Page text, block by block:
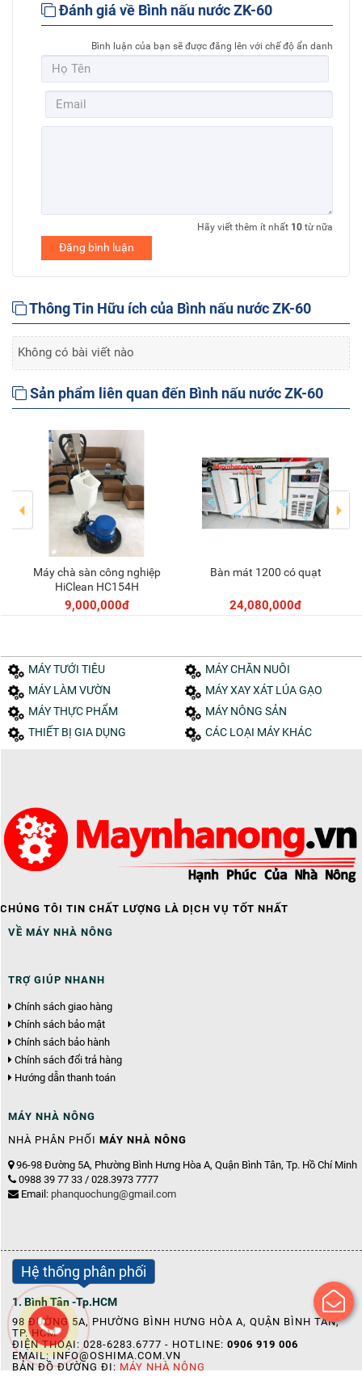
Đánh giá về Bình nấu nước ZK-60
Bình luận của bạn sẽ được đăng lên với chế độ ẩn danh
Hãy viết thêm ít nhất 10 từ nữa
Đăng bình luận
Thông Tin Hữu ích của Bình nấu nước ZK-60
Không có bài viết nào
Sản phẩm liên quan đến Bình nấu nước ZK-60
Thêm vào giỏ
Máy chà sàn công nghiệp
HiClean HC154H
9,000,000đ
Thêm vào giỏ
Bàn mát 1200 có quạt
24,080,000đ
MÁY TƯỚI TIÊU
MÁY CHĂN NUÔI
MÁY LÀM VƯỜN
MÁY XAY XÁT LÚA GẠO
MÁY THỰC PHẨM
MÁY NÔNG SẢN
THIẾT BỊ GIA DỤNG
CÁC LOẠI MÁY KHÁC
CHÚNG TÔI TIN CHẤT LƯỢNG LÀ DỊCH VỤ TỐT NHẤT
VỀ MÁY NHÀ NÔNG
TRỢ GIÚP NHANH
Chính sách giao hàng
Chính sách bảo mật
Chính sách bảo hành
Chính sách đổi trả hàng
Hướng dẫn thanh toán
MÁY NHÀ NÔNG
NHÀ PHÂN PHỐI MÁY NHÀ NÔNG
96-98 Đường 5A, Phường Bình Hưng Hòa A, Quận Bình Tân, Tp. Hồ Chí Minh
0988 39 77 33 / 028.3973 7777
Email: phanquochung@gmail.com
Hệ thống phân phối
1. Bình Tân -Tp.HCM
98 ĐƯỜNG 5A, PHƯỜNG BÌNH HƯNG HÒA A, QUẬN BÌNH TÂN,
TP. HCM
ĐIỆN THOẠI: 028-6283.6777 - HOTLINE: 0906 919 006
EMAIL:INFO@OSHIMA.COM.VN
BẢN ĐỒ ĐƯỜNG ĐI: MÁY NHÀ NÔNG